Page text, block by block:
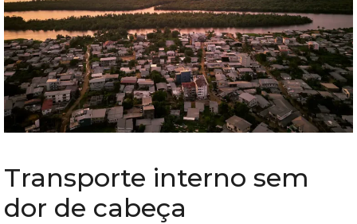
Transporte interno sem
dor de cabeça